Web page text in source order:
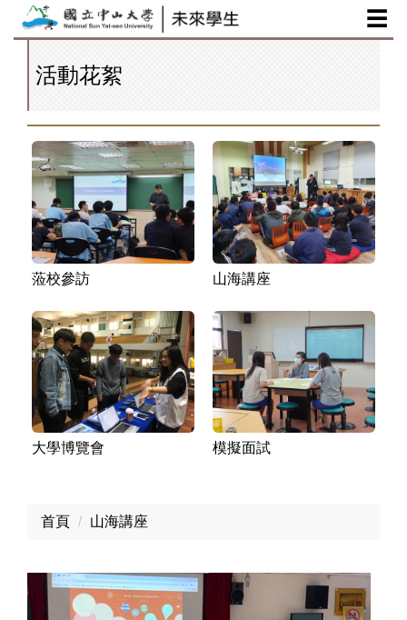
到
☰
活動花絮
蒞校參訪 山海講座
大學博覽會 模擬面試
首頁 山海講座